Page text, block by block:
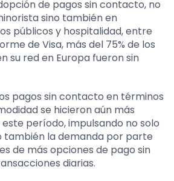
de pagos sin contacto, no
sino también en
públicos y hospitalidad, entre
de Visa, más del 75% de los
su red en Europa fueron sin
pagos sin contacto en términos
se hicieron aún más
período, impulsando no solo
también la demanda por parte
de más opciones de pago sin
diarias.